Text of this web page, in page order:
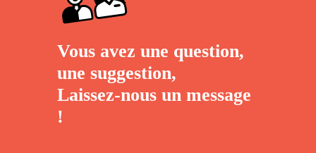
Vous avez une question,
une suggestion,
Laissez-nous un message
!